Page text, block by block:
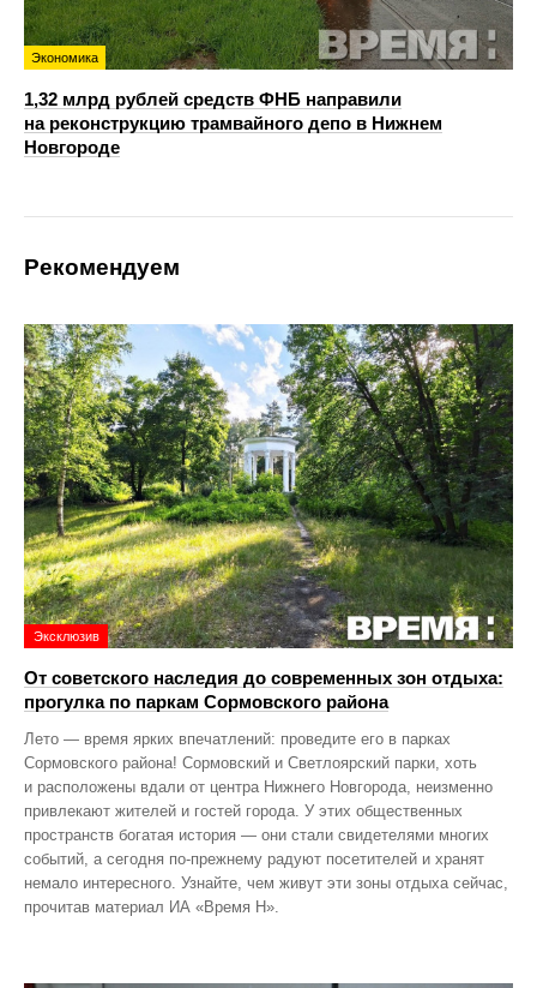
Экономика
1,32 млрд рублей средств ФНБ направили
на реконструкцию трамвайного депо в Нижнем
Новгороде
Рекомендуем
Эксклюзив
От советского наследия до современных зон отдыха:
прогулка по паркам Сормовского района
Лето — время ярких впечатлений: проведите его в парках
Сормовского района! Сормовский и Светлоярский парки, хоть
и расположены вдали от центра Нижнего Новгорода, неизменно
привлекают жителей и гостей города. У этих общественных
пространств богатая история — они стали свидетелями многих
событий, а сегодня по‑прежнему радуют посетителей и хранят
немало интересного. Узнайте, чем живут эти зоны отдыха сейчас,
прочитав материал ИА «Время Н».